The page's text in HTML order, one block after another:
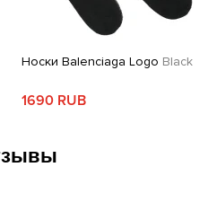
Носки Balenciaga Logo Black
1690 RUB